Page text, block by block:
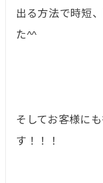
出る方法で時短
た^^
そしてお客様に
す！！！